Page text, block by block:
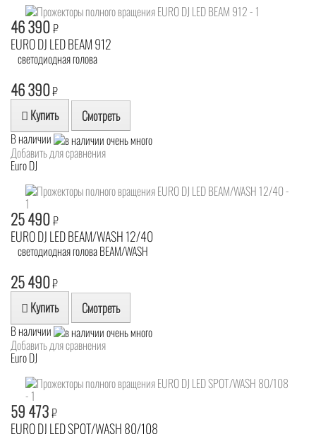
46 390₽
EURO DJ LED BEAM 912
светодиодная голова
46 390₽
Купить Смотреть
В наличии
Добавить для сравнения
Euro DJ
25 490₽
EURO DJ LED BEAM/WASH 12/40
светодиодная голова BEAM/WASH
25 490₽
Купить Смотреть
В наличии
Добавить для сравнения
Euro DJ
59 473₽
EURO DJ LED SPOT/WASH 80/108